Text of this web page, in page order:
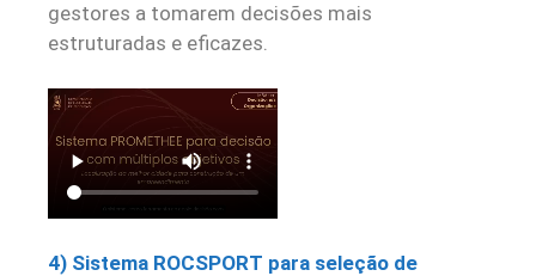
gestores a tomarem decisões mais
estruturadas e eficazes.
4) Sistema ROCSPORT para seleção de